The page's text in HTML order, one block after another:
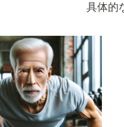
具体的